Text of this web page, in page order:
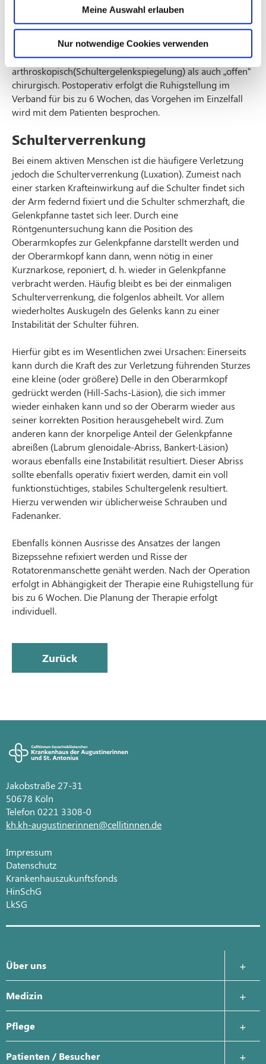
Meine Auswahl erlauben
Nur notwendige Cookies verwenden
Riss der Rotatoren­manschette.
Wir führen die Naht der Rotatoren­manschette und die
Beseitigung der knöchernen Ausziehungen durch, sowohl
arthroskopisch(Schultergelenkspiegelung) als auch „offen“
chirurgisch. Postoperativ erfolgt die Ruhigstellung im
Verband für bis zu 6 Wochen, das Vorgehen im Einzelfall
wird mit dem Patienten besprochen.
Schulterverrenkung
Bei einem aktiven Menschen ist die häufigere Verletzung
jedoch die Schulterverrenkung (Luxation). Zumeist nach
einer starken Krafteinwirkung auf die Schulter findet sich
der Arm federnd fixiert und die Schulter schmerzhaft, die
Gelenkpfanne tastet sich leer. Durch eine
Röntgenuntersuchung kann die Position des
Oberarmkopfes zur Gelenkpfanne darstellt werden und
der Oberarmkopf kann dann, wenn nötig in einer
Kurznarkose, reponiert, d. h. wieder in Gelenkpfanne
verbracht werden. Häufig bleibt es bei der einmaligen
Schulterverrenkung, die folgenlos abheilt. Vor allem
wiederholtes Auskugeln des Gelenks kann zu einer
Instabilität der Schulter führen.
Hierfür gibt es im Wesentlichen zwei Ursachen: Einerseits
kann durch die Kraft des zur Verletzung führenden Sturzes
eine kleine (oder größere) Delle in den Oberarmkopf
gedrückt werden (Hill-Sachs-Läsion), die sich immer
wieder einhaken kann und so der Oberarm wieder aus
seiner korrekten Position herausgehebelt wird. Zum
anderen kann der knorpelige Anteil der Gelenkpfanne
abreißen (Labrum glenoidale-Abriss, Bankert-Läsion)
woraus ebenfalls eine Instabilität resultiert. Dieser Abriss
sollte ebenfalls operativ fixiert werden, damit ein voll
funktionstüchtiges, stabiles Schultergelenk resultiert.
Hierzu verwenden wir üblicherweise Schrauben und
Fadenanker.
Ebenfalls können Ausrisse des Ansatzes der langen
Bizepssehne refixiert werden und Risse der
Rotatorenmanschette genäht werden. Nach der Operation
erfolgt in Abhängigkeit der Therapie eine Ruhigstellung für
bis zu 6 Wochen. Die Planung der Therapie erfolgt
individuell.
Zurück
Jakobstraße 27-31
50678 Köln
Telefon 0221 3308-0
kh.kh-augustinerinnen@cellitinnen.de
Impressum
Datenschutz
Krankenhauszukunftsfonds
HinSchG
LkSG
Über uns
Krankenhausleitung
Geschichte
Medizin
Zentrale Notaufnahme
Pflege
Ansprechpartner
Patienten / Besucher